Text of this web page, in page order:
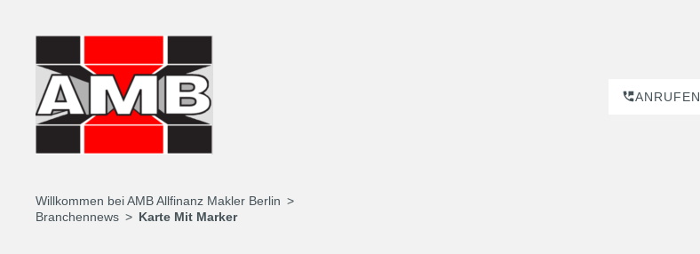
ANRUFEN
Willkommen bei AMB Allfinanz Makler Berlin
Branchennews
Karte Mit Marker